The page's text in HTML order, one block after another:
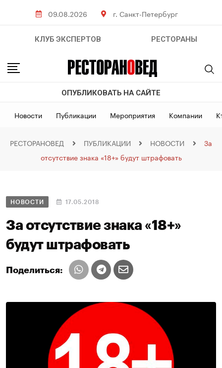
09.08.2026 г. Санкт-Петербург
КЛУБ ЭКСПЕРТОВ РЕСТОРАНЫ
ОПУБЛИКОВАТЬ НА САЙТЕ
Новости Публикации Мероприятия Компании
РЕСТОРАНОВЕД ПУБЛИКАЦИИ НОВОСТИ
За
отсутствие знака «18+» будут штрафовать
НОВОСТИ 17.05.2018
За отсутствие знака «18+»
будут штрафовать
Поделиться: